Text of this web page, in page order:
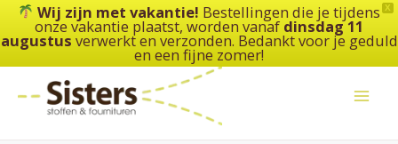
X
Wij zijn met vakantie! Bestellingen die je tijdens
onze vakantie plaatst, worden vanaf dinsdag 11
augustus verwerkt en verzonden. Bedankt voor je geduld
en een fijne zomer!
de
inhoud